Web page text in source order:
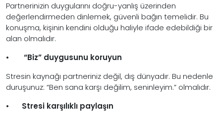
Partnerinizin duygularını doğru-yanlış üzerinden
değerlendirmeden dinlemek, güvenli bağın temelidir. Bu
konuşma, kişinin kendini olduğu haliyle ifade edebildiği bir
alan olmalıdır.
•
“Biz” duygusunu koruyun
Stresin kaynağı partneriniz değil, dış dünyadır. Bu nedenle
duruşunuz: “Ben sana karşı değilim, seninleyim.” olmalıdır.
•
Stresi karşılıklı paylaşın